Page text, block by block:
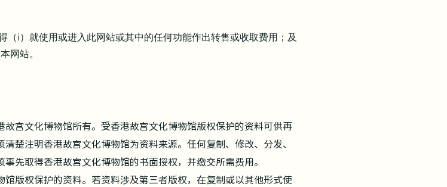
（i）就使用或进入此网站或其中的任何功能作出转售或收取费用；及
网站。
宫文化博物馆所有。受香港故宫文化博物馆版权保护的资料可供再
楚注明香港故宫文化博物馆为资料来源。任何复制、修改、分发、
先取得香港故宫文化博物馆的书面授权，并缴交所需费用。
馆版权保护的资料。若资料涉及第三者版权，在复制或以其他形式使